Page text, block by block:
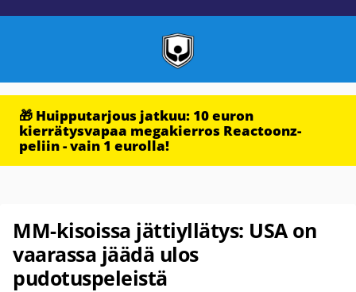
🎁 Huipputarjous jatkuu: 10 euron
kierrätysvapaa megakierros Reactoonz-
peliin - vain 1 eurolla!
MM-kisoissa jättiyllätys: USA on
vaarassa jäädä ulos
pudotuspeleistä